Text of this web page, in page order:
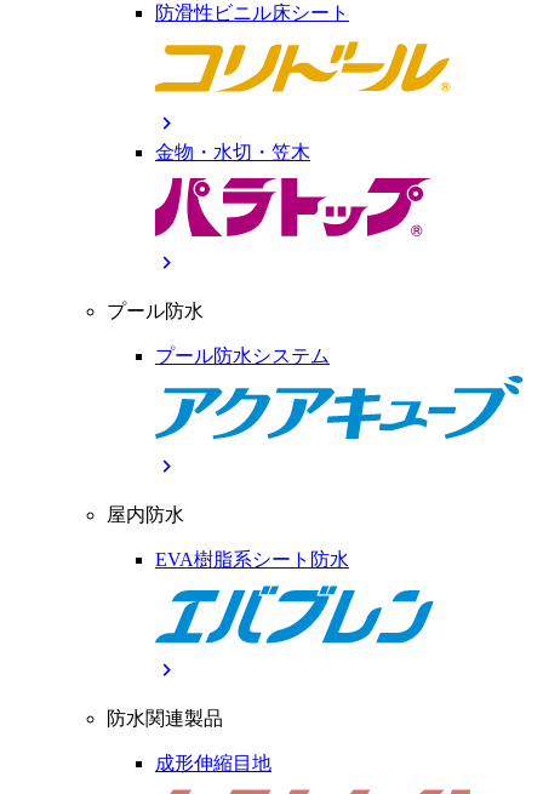
防滑性ビニル床シート
chevron_right
金物・水切・笠木
chevron_right
プール防水
プール防水システム
chevron_right
屋内防水
EVA樹脂系シート防水
chevron_right
防水関連製品
成形伸縮目地